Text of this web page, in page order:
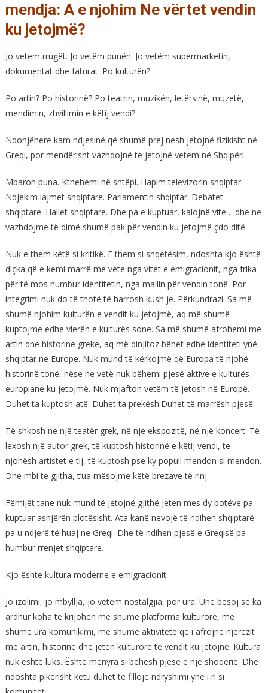
mendja: A e njohim Ne vërtet vendin
ku jetojmë?
Jo vetëm rrugët. Jo vetëm punën. Jo vetëm supermarketin,
dokumentat dhe faturat. Po kulturën?
Po artin? Po historinë? Po teatrin, muzikën, letërsinë, muzetë,
mendimin, zhvillimin e këtij vendi?
Ndonjëherë kam ndjesinë që shumë prej nesh jetojnë fizikisht në
Greqi, por mendërisht vazhdojnë të jetojnë vetëm në Shqipëri.
Mbaron puna. Kthehemi në shtëpi. Hapim televizorin shqiptar.
Ndjekim lajmet shqiptare. Parlamentin shqiptar. Debatet
shqiptare. Hallet shqiptare. Dhe pa e kuptuar, kalojnë vite… dhe ne
vazhdojmë të dimë shumë pak për vendin ku jetojmë çdo ditë.
Nuk e them këtë si kritikë. E them si shqetësim, ndoshta kjo është
diçka që e kemi marrë me vete nga vitet e emigracionit, nga frika
për të mos humbur identitetin, nga mallin për vendin tonë. Por
integrimi nuk do të thotë të harrosh kush je. Përkundrazi. Sa më
shumë njohim kulturën e vendit ku jetojmë, aq më shumë
kuptojmë edhe vlerën e kulturës sonë. Sa më shumë afrohemi me
artin dhe historinë greke, aq më dinjitoz bëhet edhe identiteti ynë
shqiptar në Europë. Nuk mund të kërkojmë që Europa të njohë
historinë tonë, nëse ne vetë nuk bëhemi pjesë aktive e kulturës
europiane ku jetojmë. Nuk mjafton vetëm të jetosh në Europë.
Duhet ta kuptosh atë. Duhet ta prekësh.Duhet të marrësh pjesë.
Të shkosh në një teatër grek, në një ekspozitë, në një koncert. Të
lexosh një autor grek, të kuptosh historinë e këtij vendi, të
njohësh artistët e tij, të kuptosh pse ky popull mendon si mendon.
Dhe mbi të gjitha, t’ua mësojmë këtë brezave të rinj.
Fëmijët tanë nuk mund të jetojnë gjithë jetën mes dy botëve pa
kuptuar asnjërën plotësisht. Ata kanë nevojë të ndihen shqiptarë
pa u ndjerë të huaj në Greqi. Dhe të ndihen pjesë e Greqisë pa
humbur rrënjët shqiptare.
Kjo është kultura moderne e emigracionit.
Jo izolimi, jo mbyllja, jo vetëm nostalgjia, por ura. Unë besoj se ka
ardhur koha të krijohen më shumë platforma kulturore, më
shumë ura komunikimi, më shumë aktivitete që i afrojnë njerëzit
me artin, historinë dhe jetën kulturore të vendit ku jetojnë. Kultura
nuk është luks. Është mënyra si bëhesh pjesë e një shoqërie. Dhe
ndoshta pikërisht këtu duhet të fillojë ndryshimi ynë i ri si